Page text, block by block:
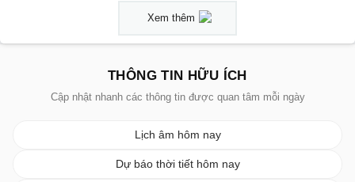
Xem thêm
THÔNG TIN HỮU ÍCH
Cập nhật nhanh các thông tin được quan tâm mỗi ngày
Lịch âm hôm nay
Dự báo thời tiết hôm nay